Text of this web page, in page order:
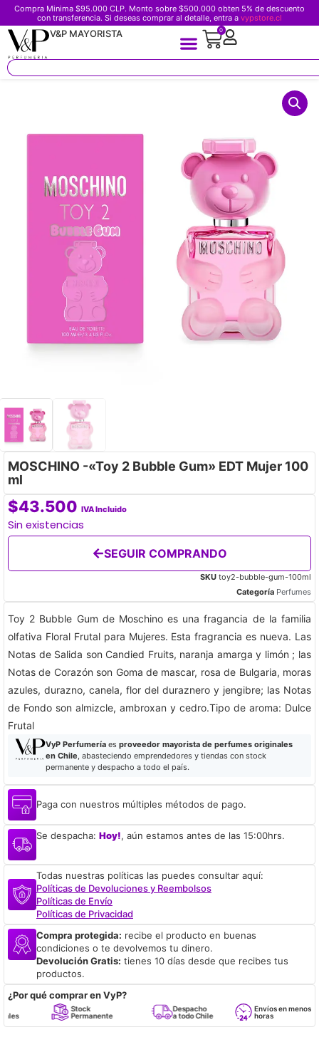
Compra Minima $95.000 CLP. Monto sobre $500.000 obten 5% de descuento
con transferencia. Si deseas comprar al detalle, entra a vypstore.cl
V&P MAYORISTA 0
MOSCHINO -«Toy 2 Bubble Gum» EDT Mujer 100
ml
$43.500 IVA Incluido
Sin existencias
SEGUIR COMPRANDO
SKU toy2-bubble-gum-100ml
Categoría Perfumes
Toy 2 Bubble Gum de Moschino es una fragancia de la familia
olfativa Floral Frutal para Mujeres. Esta fragrancia es nueva. Las
Notas de Salida son Candied Fruits, naranja amarga y limón ; las
Notas de Corazón son Goma de mascar, rosa de Bulgaria, moras
azules, durazno, canela, flor del duraznero y jengibre; las Notas
de Fondo son almizcle, ambroxan y cedro.Tipo de aroma: Dulce
Frutal
VyP Perfumeríaes proveedor mayorista de perfumes originales
en Chile, abasteciendo emprendedores y tiendas con stock
permanente y despacho a todo el país.
Paga con nuestros múltiples métodos de pago.
Se despacha: Hoy!, aún estamos antes de las 15:00hrs.
Todas nuestras políticas las puedes consultar aquí:
Políticas de Devoluciones y Reembolsos
Políticas de Envío
Políticas de Privacidad
Compra protegida: recibe el producto en buenas
condiciones o te devolvemos tu dinero.
Devolución Gratis: tienes 10 días desde que recibes tus
productos.
¿Por qué comprar en VyP?
Stock
Permanente
Despacho
a todo Chile
Envíos en menos de 24
horas